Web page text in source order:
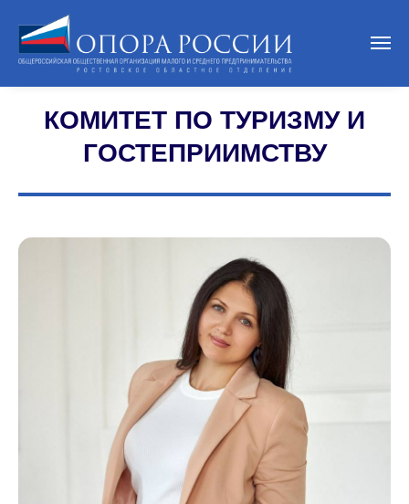
КОМИТЕТ ПО ТУРИЗМУ И
ГОСТЕПРИИМСТВУ